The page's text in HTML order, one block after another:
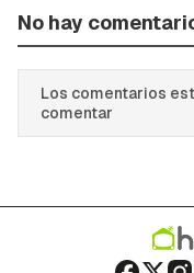
No hay
Los comentarios
comentar